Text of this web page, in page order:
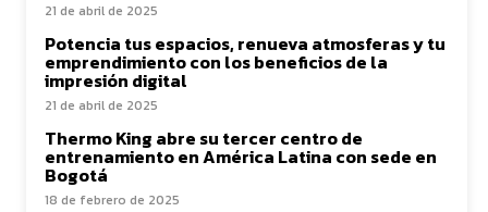
21 de abril de 2025
Potencia tus espacios, renueva atmosferas y tu
emprendimiento con los beneficios de la
impresión digital
21 de abril de 2025
Thermo King abre su tercer centro de
entrenamiento en América Latina con sede en
Bogotá
18 de febrero de 2025